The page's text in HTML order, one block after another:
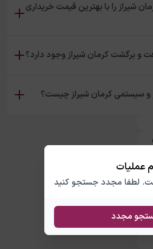
عملیات
لطفا مجدد جستجو کنید
مجدد
شیراز را با بهترین قیمت خریداری
و برگشت کرمان شیراز وجود دارد؟
و سیستمی کرمان شیراز چیست؟